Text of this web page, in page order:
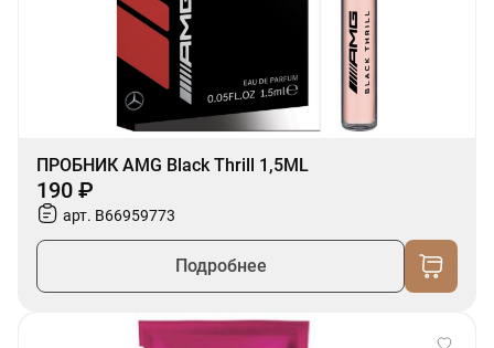
ПРОБНИК AMG Black Thrill 1,5ML
190 ₽
арт. B66959773
Подробнее